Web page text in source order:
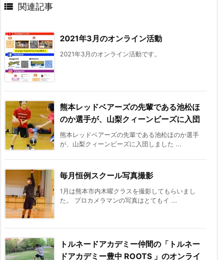
 関連記事
2021年3月のオンライン活動
2021年3月のオンライン活動です。
熊本レッドベアーズの先輩である池松ほ
のか選手が、山梨クィーンビーズに入団
熊本レッドベアーズの先輩である池松ほのか選手
が、山梨クィーンビーズに入団しました ...
毎月恒例スクール写真撮影
1月は熊本市内木曜クラスを撮影してもらいまし
た。 プロカメラマンの写真はとてもイ ...
トルネードアカデミー仲間の「トルネー
ドアカデミー豊中 ROOTS 」のオンライ